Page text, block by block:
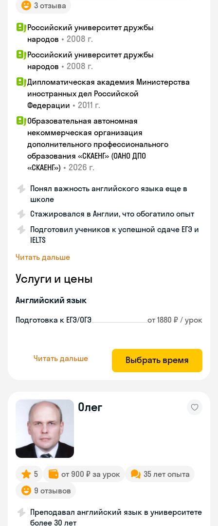
3 отзыва
Российский университет дружбы
народов • 2008 г.
Российский университет дружбы
народов • 2008 г.
Дипломатическая академия Министерства
иностранных дел Российской
Федерации • 2011 г.
Образовательная автономная
некоммерческая организация
дополнительного профессионального
образования «СКАЕНГ» (ОАНО ДПО
«СКАЕНГ») • 2026 г.
Понял важность английского языка еще в
школе
Стажировался в Англии, что обогатило опыт
Подготовил учеников к успешной сдаче ЕГЭ и
IELTS
Читать дальше
Услуги и цены
Английский язык
Подготовка к ЕГЭ/ОГЭ от 1880 ₽ / урок
Читать дальше Выбрать время
Олег
5 от 900 ₽ за урок
35 лет опыта
9 отзывов
Преподавал английский язык в университете
более 30 лет